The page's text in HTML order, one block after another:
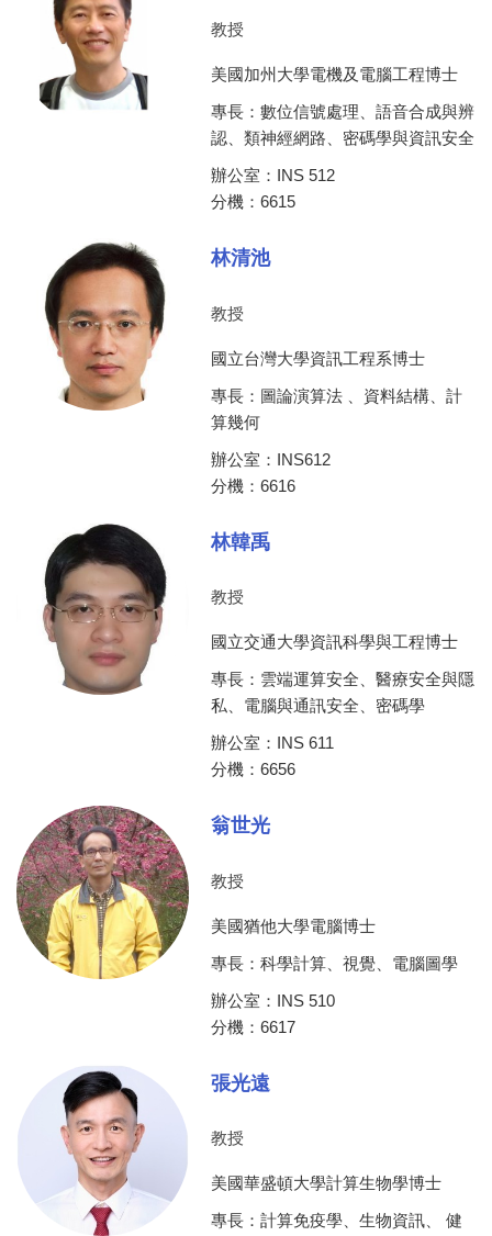
教授
美國加州大學電機及電腦工程博士
專長：數位信號處理、語音合成與辨
認、類神經網路、密碼學與資訊安全
辦公室：INS 512
分機：6615
林清池
教授
國立台灣大學資訊工程系博士
專長：圖論演算法 、資料結構、計
算幾何
辦公室：INS612
分機：6616
林韓禹
教授
國立交通大學資訊科學與工程博士
專長：雲端運算安全、醫療安全與隱
私、電腦與通訊安全、密碼學
辦公室：INS 611
分機：6656
翁世光
教授
美國猶他大學電腦博士
專長：科學計算、視覺、電腦圖學
辦公室：INS 510
分機：6617
張光遠
教授
美國華盛頓大學計算生物學博士
專長：計算免疫學、生物資訊、 健